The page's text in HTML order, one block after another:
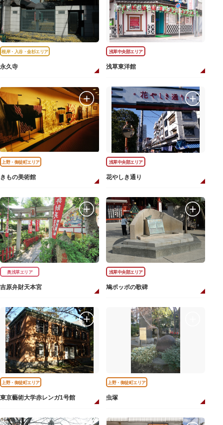
根岸・入谷・金杉エリア
永久寺
浅草中央部エリア
浅草東洋館
上野・御徒町エリア
きもの美術館
浅草中央部エリア
花やしき通り
奥浅草エリア
吉原弁財天本宮
浅草中央部エリア
鳩ポッポの歌碑
上野・御徒町エリア
東京藝術大学赤レンガ1号館
上野・御徒町エリア
虫塚